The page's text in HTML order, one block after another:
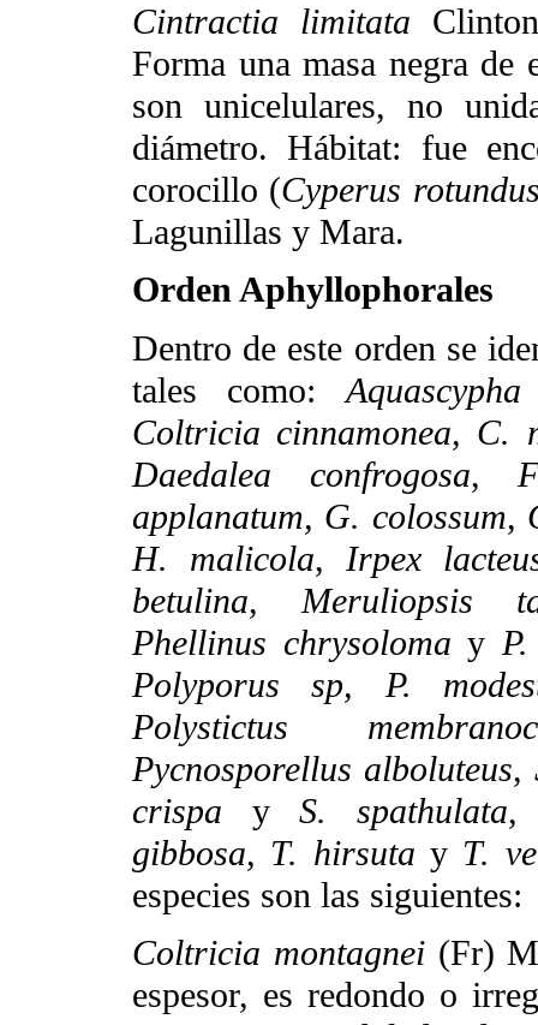
Cintractia limitata
Forma una masa negra de
son unicelulares, no
diámetro. Hábitat: fue
corocillo (Cyperus
Lagunillas y Mara.
Orden Aphyllophorales
Dentro de este orden se
tales como:
Coltricia cinnamonea, C.
Daedalea confrogosa,
applanatum, G. colossum,
H. malicola, Irpex
betulina, Meruliopsis
Phellinus chrysoloma y
Polyporus sp, P.
Polystictus
Pycnosporellus alboluteus,
crispa yS. spathulata
gibbosa, T. hirsutay T.
especies son las siguientes:
Coltricia montagnei(Fr)
espesor, es redondo o